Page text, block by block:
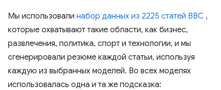
Мы использовали набор данных из 2225 статей BBC ,
которые охватывают такие области, как бизнес,
развлечения, политика, спорт и технологии, и мы
сгенерировали резюме каждой статьи, используя
каждую из выбранных моделей. Во всех моделях
использовалась одна и та же подсказка: